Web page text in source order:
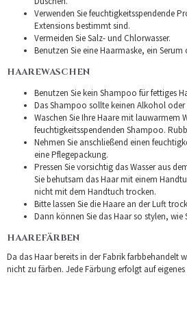
Verwenden Sie feuchtigkeitsspendende
Extensions bestimmt sind.
Vermeiden Sie Salz- und Chlorwasser.
Benutzen Sie eine Haarmaske, ein
HAAREWASCHEN
Benutzen Sie kein Shampoo für fettiges
Das Shampoo sollte keinen Alkohol oder
Waschen Sie Ihre Haare mit lauwarmem
feuchtigkeitsspendenden Shampoo.
Nehmen Sie anschließend einen
eine Pflegepackung.
Pressen Sie vorsichtig das Wasser aus
Sie behutsam das Haar mit einem
nicht mit dem Handtuch trocken.
Bitte lassen Sie die Haare an der Luft
Dann können Sie das Haar so stylen, wie
HAAREFÄRBEN
Da das Haar bereits in der Fabrik farbbehandelt
nicht zu färben. Jede Färbung erfolgt auf eigenes